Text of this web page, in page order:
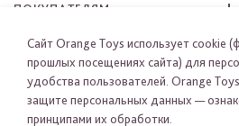
ПОКУПАТЕЛЯМ
КАК ЗАКАЗАТЬ
ПРИСОЕДИНЯЙТЕСЬ К НАМ
Сайт Orange Toys использует cookie
прошлых посещениях сайта) для
удобства пользователей. Orange
защите персональных данных —
принципами их обработки.